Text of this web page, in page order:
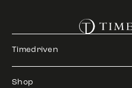
Timedriven
Shop